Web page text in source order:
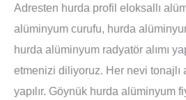
Adresten hurda profil eloksallı
alüminyum curufu, hurda
hurda alüminyum radyatör alımı
etmenizi diliyoruz. Her nevi tonajlı
yapılır. Göynük hurda alüminyum